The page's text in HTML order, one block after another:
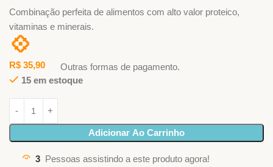
Combinação perfeita de alimentos com alto valor proteico,
vitaminas e minerais.
💠
R$ 35,90
Outras formas de pagamento.
15 em estoque
Adicionar Ao Carrinho
3 Pessoas assistindo a este produto agora!